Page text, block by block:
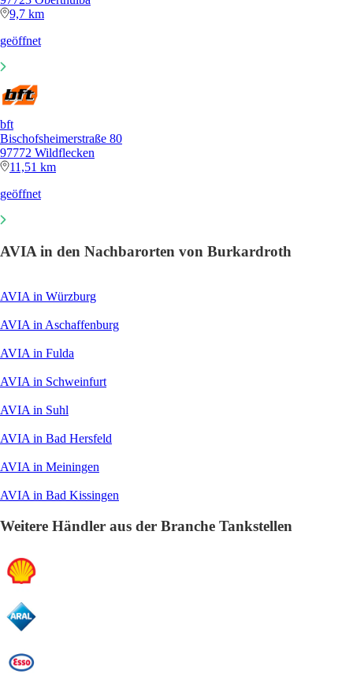
9,7 km
geöffnet
bft
Bischofsheimerstraße 80
97772 Wildflecken
11,51 km
geöffnet
AVIA in den Nachbarorten von Burkardroth
AVIA in Würzburg
AVIA in Aschaffenburg
AVIA in Fulda
AVIA in Schweinfurt
AVIA in Suhl
AVIA in Bad Hersfeld
AVIA in Meiningen
AVIA in Bad Kissingen
Weitere Händler aus der Branche Tankstellen